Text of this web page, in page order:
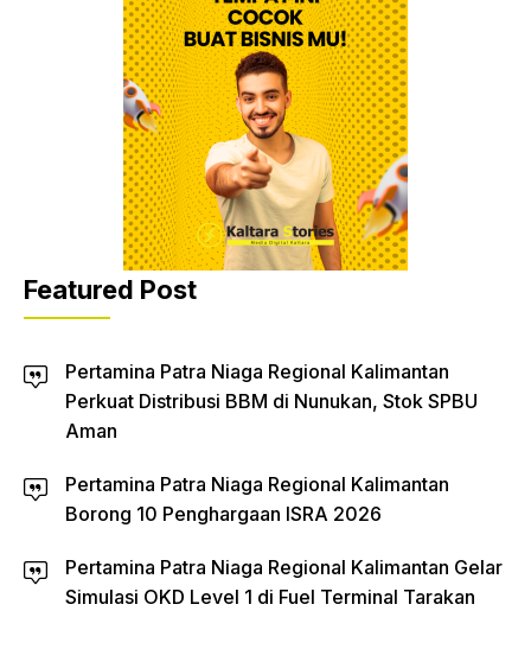
Featured Post
Pertamina Patra Niaga Regional Kalimantan
Perkuat Distribusi BBM di Nunukan, Stok SPBU
Aman
Pertamina Patra Niaga Regional Kalimantan
Borong 10 Penghargaan ISRA 2026
Pertamina Patra Niaga Regional Kalimantan Gelar
Simulasi OKD Level 1 di Fuel Terminal Tarakan